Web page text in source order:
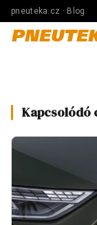
pneuteka.cz · Blog
Kapcsolódó